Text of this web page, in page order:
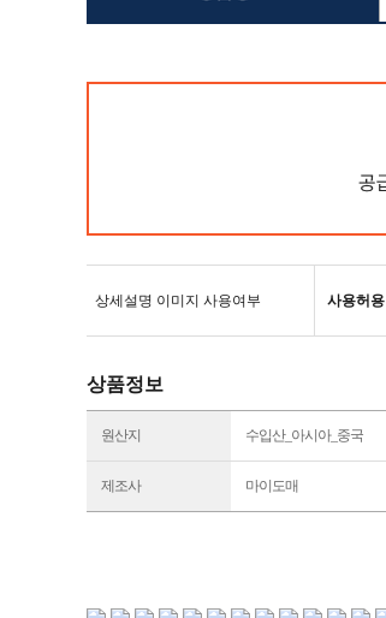
상세설명 이미지 사용여부 사용허용
상품정보
원산지 수입산_아시아_중국
제조사 마이도매